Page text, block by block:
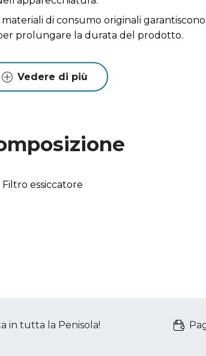
materiali di consumo originali
prolungare la durata del prodotto.
Vedere di più
Filtro essiccatore
in tutta la Penisola!